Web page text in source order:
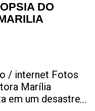
DO
/ internet Fotos
Marília
em um desastre